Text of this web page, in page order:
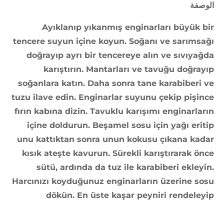
الوصفة
Ayıklanıp yıkanmış enginarları büyük bir
tencere suyun içine koyun. Soğanı ve sarımsağı
doğrayıp ayrı bir tencereye alın ve sıvıyağda
karıştırın. Mantarları ve tavuğu doğrayıp
soğanlara katın. Daha sonra tane karabiberi ve
tuzu ilave edin. Enginarlar suyunu çekip pişince
fırın kabına dizin. Tavuklu karışımı enginarların
içine doldurun. Beşamel sosu için yağı eritip
unu kattıktan sonra unun kokusu çıkana kadar
kısık ateşte kavurun. Sürekli karıştırarak önce
sütü, ardında da tuz ile karabiberi ekleyin.
Harcınızı koyduğunuz enginarların üzerine sosu
dökün. En üste kaşar peyniri rendeleyip